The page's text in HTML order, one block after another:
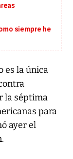
siempre he
es la única
la séptima
para
ayer el